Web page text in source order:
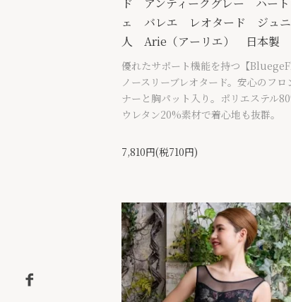
ェ バレエ レオタード ジュ
人 Arie（アーリエ） 日本製
優れたサポート機能を持つ【
ノースリーブレオタード。安心のフロ
ナーと胸パット入り。ポリエステル
ウレタン20%素材で着心地も抜群。
7,810円(税710円)